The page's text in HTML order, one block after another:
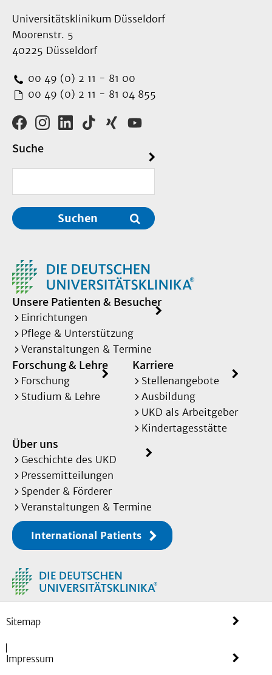
Universitätsklinikum Düsseldorf
Moorenstr. 5
40225 Düsseldorf
00 49 (0) 2 11 - 81 00
00 49 (0) 2 11 - 81 04 855
Suche
Suchen
Unsere Patienten & Besucher
Einrichtungen
Pflege & Unterstützung
Veranstaltungen & Termine
Forschung & Lehre
Forschung
Studium & Lehre
Karriere
Stellenangebote
Ausbildung
UKD als Arbeitgeber
Kindertagesstätte
Über uns
Geschichte des UKD
Pressemitteilungen
Spender & Förderer
Veranstaltungen & Termine
International Patients
Sitemap
Impressum